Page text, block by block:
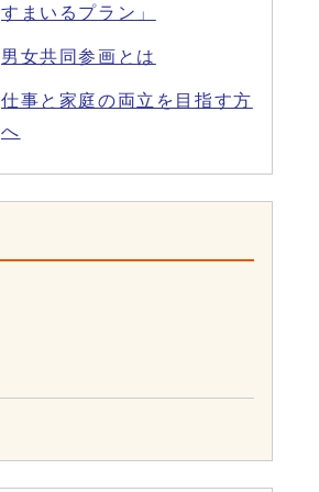
すまいるプラン」
男女共同参画とは
仕事と家庭の両立を目指す方
へ